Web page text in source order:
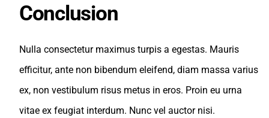
Conclusion
Nulla consectetur maximus turpis a egestas. Mauris
efficitur, ante non bibendum eleifend, diam massa varius
ex, non vestibulum risus metus in eros. Proin eu urna
vitae ex feugiat interdum. Nunc vel auctor nisi.